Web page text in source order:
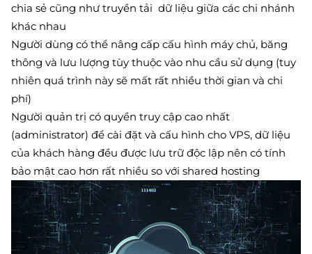
chia sẻ cũng như truyền tải dữ liệu giữa các chi nhánh
khác nhau
Người dùng có thể nâng cấp cấu hình máy chủ, băng
thông và lưu lượng tùy thuộc vào nhu cầu sử dụng (tuy
nhiên quá trình này sẽ mất rất nhiều thời gian và chi
phí)
Người quản trị có quyền truy cập cao nhất
(administrator) để cài đặt và cấu hình cho VPS, dữ liệu
của khách hàng đều được lưu trữ độc lập nên có tính
bảo mật cao hơn rất nhiều so với shared hosting